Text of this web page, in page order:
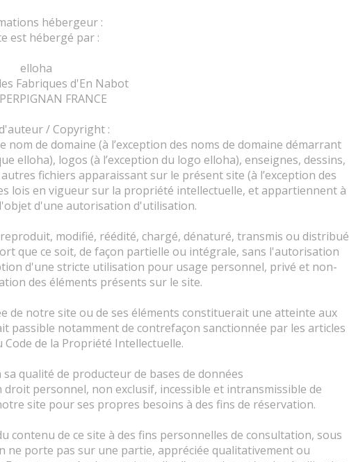
hébergeur :
est hébergé par :
elloha
Fabriques d'En Nabot
FRANCE
/ Copyright :
de domaine (à l’exception des noms de domaine démarrant
elloha), logos (à l’exception du logo elloha), enseignes, dessins,
fichiers apparaissant sur le présent site (à l’exception des
lois en vigueur sur la propriété intellectuelle, et appartiennent à
d'une autorisation d'utilisation.
modifié, réédité, chargé, dénaturé, transmis ou distribué
que ce soit, de façon partielle ou intégrale, sans l'autorisation
d'une stricte utilisation pour usage personnel, privé et non-
des éléments présents sur le site.
notre site ou de ses éléments constituerait une atteinte aux
passible notamment de contrefaçon sanctionnée par les articles
Code de la Propriété Intellectuelle.
qualité de producteur de bases de données
personnel, non exclusif, incessible et intransmissible de
site pour ses propres besoins à des fins de réservation.
de ce site à des fins personnelles de consultation, sous
porte pas sur une partie, appréciée qualitativement ou